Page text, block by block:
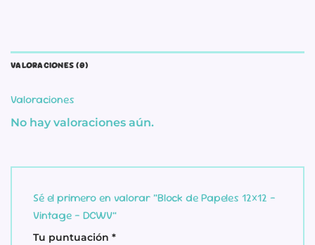
VALORACIONES (0)
Valoraciones
No hay valoraciones aún.
Sé el primero en valorar “Block de Papeles 12×12 –
Vintage – DCWV”
Tu puntuación *